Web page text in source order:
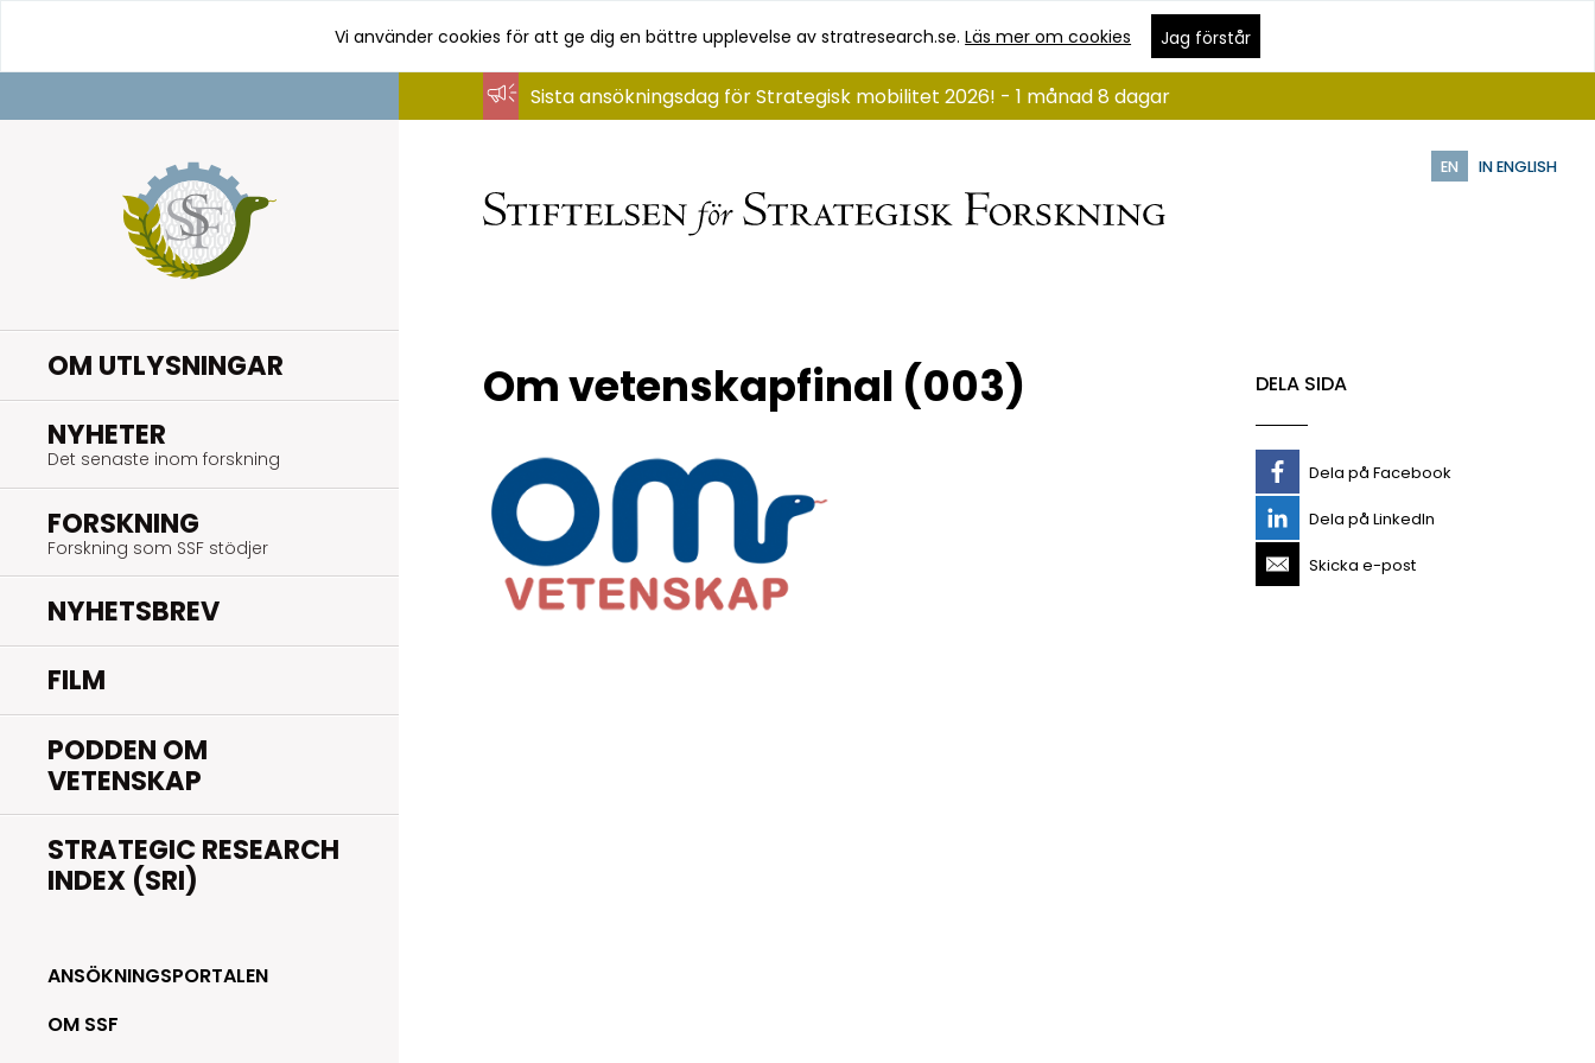
innehåll
Vi använder cookies för att ge dig en bättre upplevelse av stratresearch.se.Läs mer om cookies Jag förstår
EN IN ENGLISH
OM UTLYSNINGAR
NYHETER
Det senaste inom forskning
FORSKNING
Forskning som SSF stödjer
NYHETSBREV
FILM
PODDEN OM
VETENSKAP
STRATEGIC RESEARCH
INDEX (SRI)
ANSÖKNINGSPORTALEN
OM SSF
Sista ansökningsdag för Strategisk mobilitet 2026! - 1 månad 8 dagar
Om vetenskapfinal (003) DELA SIDA
Dela på Facebook
Dela på LinkedIn
Skicka e-post